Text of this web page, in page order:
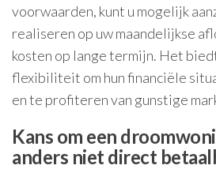
voorwaarden, kunt u mogelijk
realiseren op uw maandelijkse
kosten op lange termijn. Het
flexibiliteit om hun financiële
en te profiteren van gunstige
Kans om een
anders niet direct